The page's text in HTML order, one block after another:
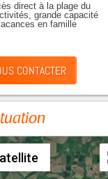
direct à la plage du
grande capacité
en famille
CONTACTER